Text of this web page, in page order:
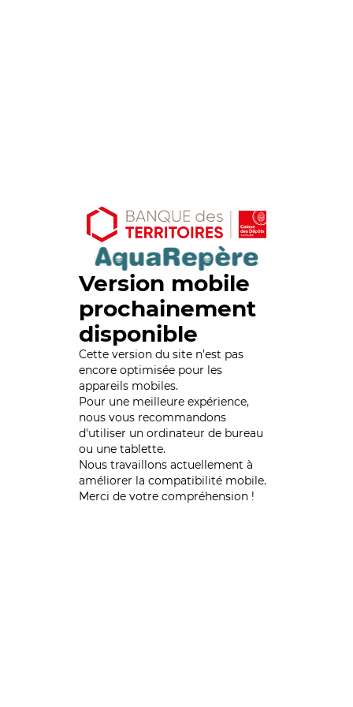
Version mobile
prochainement
disponible
Cette version du site n’est pas
encore optimisée pour les
appareils mobiles.
Pour une meilleure expérience,
nous vous recommandons
d'utiliser un ordinateur de bureau
ou une tablette.
Nous travaillons actuellement à
améliorer la compatibilité mobile.
Merci de votre compréhension !